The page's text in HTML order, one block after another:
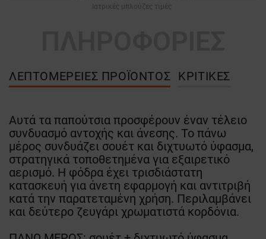
Ιατρικές μπλούζες τιμές
ΛΕΠΤΟΜΈΡΕΙΕΣ ΠΡΟΪΌΝΤΟΣ ΚΡΙΤΙΚΈΣ
Αυτά τα παπούτσια προσφέρουν έναν τέλειο
συνδυασμό αντοχής και άνεσης. Το πάνω
μέρος συνδυάζει σουέτ και διχτυωτό ύφασμα,
στρατηγικά τοποθετημένα για εξαιρετικό
αερισμό. Η φόδρα έχει τρισδιάστατη
κατασκευή για άνετη εφαρμογή και αντιτριβή
κατά την παρατεταμένη χρήση. Περιλαμβάνει
και δεύτερο ζευγάρι χρωματιστά κορδόνια.